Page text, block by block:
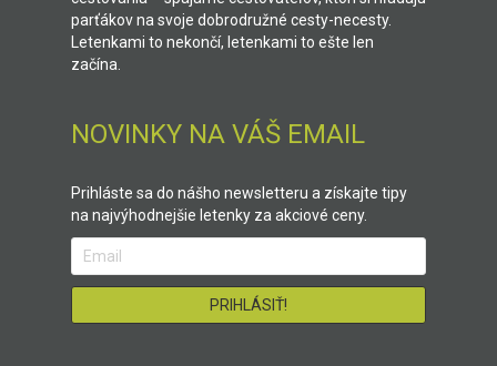
parťákov na svoje dobrodružné cesty-necesty.
Letenkami to nekončí, letenkami to ešte len
začína.
NOVINKY NA VÁŠ EMAIL
Prihláste sa do nášho newsletteru a získajte tipy
na najvýhodnejšie letenky za akciové ceny.